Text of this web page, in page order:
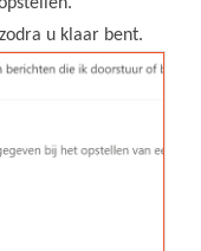
u klaar bent.